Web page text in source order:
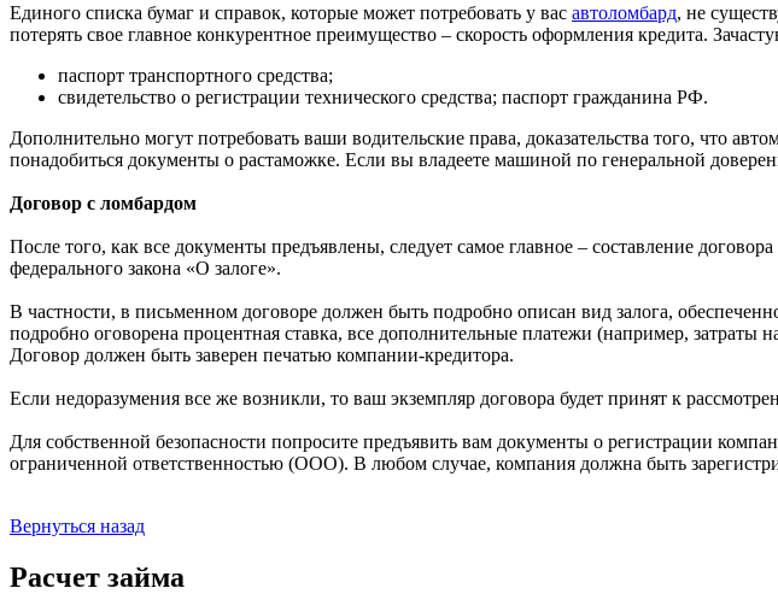
Единого списка бумаг и справок, которые может потребовать у вас автоломбард, не
потерять свое главное конкурентное преимущество – скорость оформления кредита.
паспорт транспортного средства;
свидетельство о регистрации технического средства; паспорт гражданина РФ.
Дополнительно могут потребовать ваши водительские права, доказательства того, что
понадобиться документы о растаможке. Если вы владеете машиной по генеральной
Договор с ломбардом
После того, как все документы предъявлены, следует самое главное – составление
федерального закона «О залоге».
В частности, в письменном договоре должен быть подробно описан вид залога,
подробно оговорена процентная ставка, все дополнительные платежи (например,
Договор должен быть заверен печатью компании-кредитора.
Если недоразумения все же возникли, то ваш экземпляр договора будет принят к
Для собственной безопасности попросите предъявить вам документы о регистрации
ограниченной ответственностью (ООО). В любом случае, компания должна быть
Вернуться назад
Расчет займа